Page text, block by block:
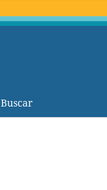
Buscar